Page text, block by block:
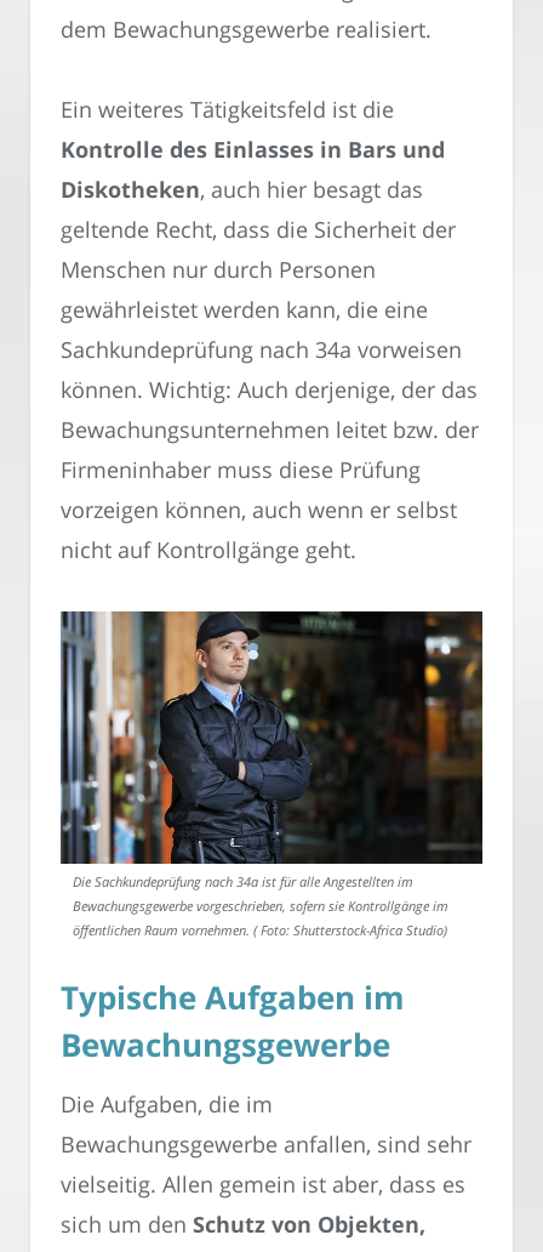
dem Bewachungsgewerbe realisiert.
Ein weiteres Tätigkeitsfeld ist die
Kontrolle des Einlasses in Bars und
Diskotheken, auch hier besagt das
geltende Recht, dass die Sicherheit der
Menschen nur durch Personen
gewährleistet werden kann, die eine
Sachkundeprüfung nach 34a vorweisen
können. Wichtig: Auch derjenige, der das
Bewachungsunternehmen leitet bzw. der
Firmeninhaber muss diese Prüfung
vorzeigen können, auch wenn er selbst
nicht auf Kontrollgänge geht.
Die Sachkundeprüfung nach 34a ist für alle Angestellten im
Bewachungsgewerbe vorgeschrieben, sofern sie Kontrollgänge im
öffentlichen Raum vornehmen. ( Foto: Shutterstock-Africa Studio)
Typische Aufgaben im
Bewachungsgewerbe
Die Aufgaben, die im
Bewachungsgewerbe anfallen, sind sehr
vielseitig. Allen gemein ist aber, dass es
sich um den Schutz von Objekten,